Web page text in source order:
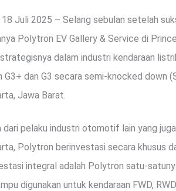
Juli 2025 – Selang sebulan setelah
Polytron EV Gallery & Service di
dalam industri kendaraan
G3+ dan G3 secara semi-knocked down
Jawa Barat.
dari pelaku industri otomotif lain yang
Polytron berinvestasi secara khusus
integral adalah Polytron satu-
digunakan untuk kendaraan FWD,